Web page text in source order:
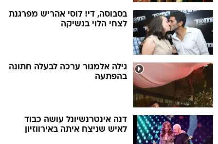
בסבוסה, די! לוסי אהריש מפרגנת
לצחי הלוי בנשיקה
גילה אלמגור ערכה לבעלה חתונה
בהפתעה
דנה אינטרנשיונל עושה כבוד
לאיש שניצח איתה באירווזיון